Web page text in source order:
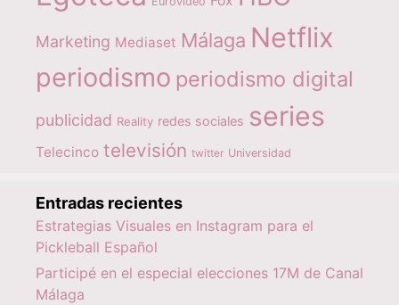
Marketing Mediaset Málaga Netflix
periodismo periodismo digital
publicidad Reality redes sociales series
Telecinco televisión twitter Universidad
Entradas recientes
Estrategias Visuales en Instagram para el
Pickleball Español
Participé en el especial elecciones 17M de Canal
Málaga